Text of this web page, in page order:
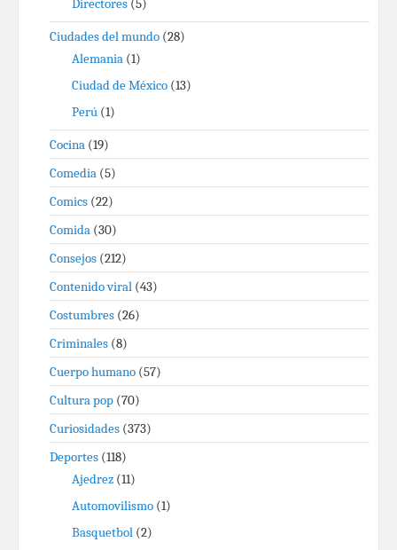
Directores (5)
Ciudades del mundo (28)
Alemania (1)
Ciudad de México (13)
Perú (1)
Cocina (19)
Comedia (5)
Comics (22)
Comida (30)
Consejos (212)
Contenido viral (43)
Costumbres (26)
Criminales (8)
Cuerpo humano (57)
Cultura pop (70)
Curiosidades (373)
Deportes (118)
Ajedrez (11)
Automovilismo (1)
Basquetbol (2)